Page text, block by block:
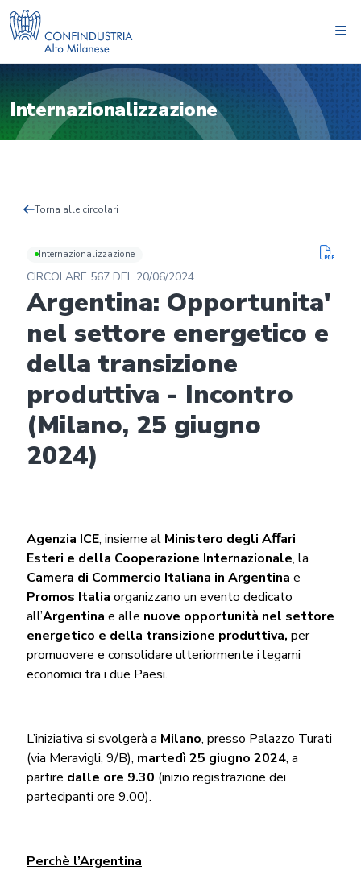
Internazionalizzazione
Torna alle circolari
Internazionalizzazione
CIRCOLARE 567 DEL 20/06/2024
Argentina: Opportunita'
nel settore energetico e
della transizione
produttiva - Incontro
(Milano, 25 giugno
2024)
Agenzia ICE, insieme al Ministero degli Aﬀari
Esteri e della Cooperazione Internazionale, la
Camera di Commercio Italiana in Argentina e
Promos Italia organizzano un evento dedicato
all’Argentina e alle nuove opportunità nel settore
energetico e della transizione produttiva, per
promuovere e consolidare ulteriormente i legami
economici tra i due Paesi.
L’iniziativa si svolgerà a Milano, presso Palazzo Turati
(via Meravigli, 9/B), martedì 25 giugno 2024, a
partire dalle ore 9.30 (inizio registrazione dei
partecipanti ore 9.00).
Perchè l’Argentina